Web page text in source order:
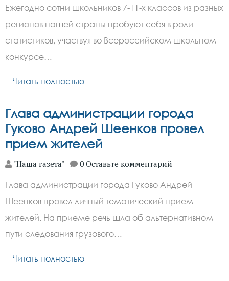
Ежегодно сотни школьников 7-11-х классов из разных
регионов нашей страны пробуют себя в роли
статистиков, участвуя во Всероссийском школьном
конкурсе…
Читать полностью
Глава администрации города
Гуково Андрей Шеенков провел
прием жителей
"Наша газета" 0 Оставьте комментарий
Глава администрации города Гуково Андрей
Шеенков провел личный тематический прием
жителей. На приеме речь шла об альтернативном
пути следования грузового…
Читать полностью